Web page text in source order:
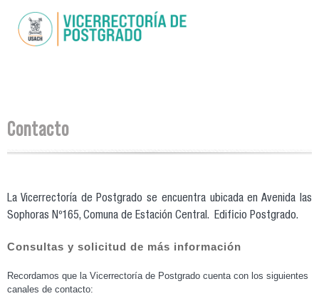
contenido
Se encuentra usted aquí
Contacto
La Vicerrectoría de Postgrado se encuentra ubicada en Avenida las
Sophoras Nº165, Comuna de Estación Central. Edificio Postgrado.
Consultas y solicitud de más información
Recordamos que la Vicerrectoría de Postgrado cuenta con los siguientes
canales de contacto: